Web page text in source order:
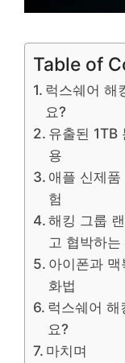
Table of
럭스쉐어 해
요?
유출된 1TB
용
애플 신제
험
해킹 그룹
고 협박하는
아이폰과
화법
럭스쉐어
요?
마치며